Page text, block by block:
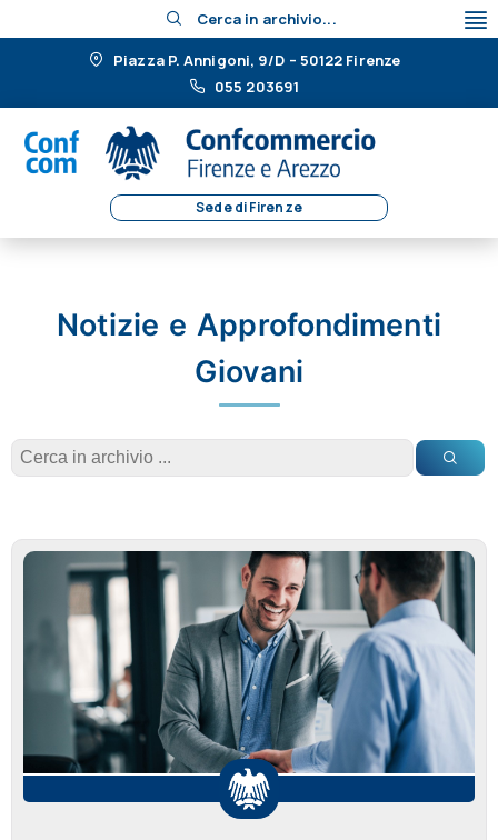
Cerca in archivio...
Piazza P. Annigoni, 9/D – 50122 Firenze
055 203691
Sede di Firenze
Notizie e Approfondimenti
Giovani